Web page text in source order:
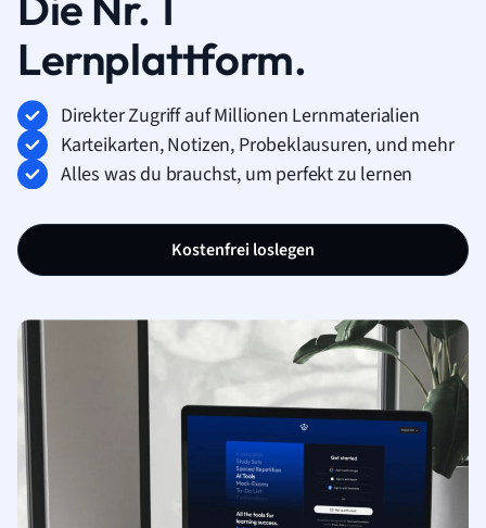
Lernplattform.
Direkter Zugriff auf Millionen Lernmaterialien
Karteikarten, Notizen, Probeklausuren, und mehr
Alles was du brauchst, um perfekt zu lernen
Kostenfrei loslegen